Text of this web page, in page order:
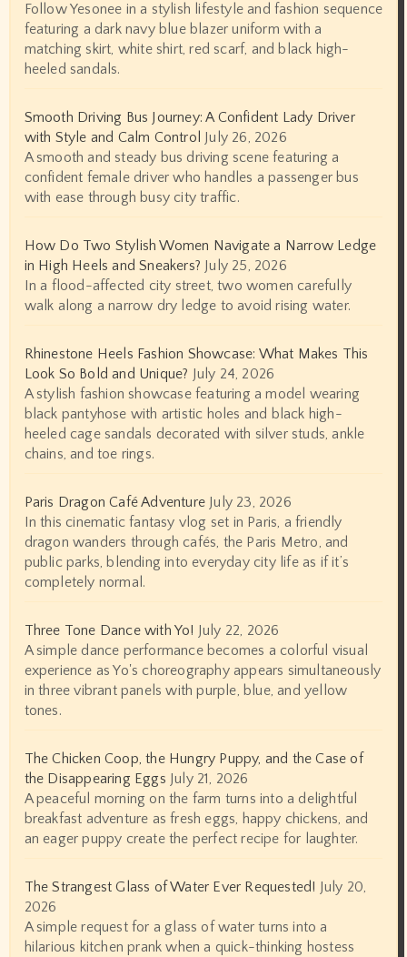
Follow Yesonee in a stylish lifestyle and fashion sequence
featuring a dark navy blue blazer uniform with a
matching skirt, white shirt, red scarf, and black high-
heeled sandals.
Smooth Driving Bus Journey: A Confident Lady Driver
with Style and Calm Control July 26, 2026
A smooth and steady bus driving scene featuring a
confident female driver who handles a passenger bus
with ease through busy city traffic.
How Do Two Stylish Women Navigate a Narrow Ledge
in High Heels and Sneakers? July 25, 2026
In a flood-affected city street, two women carefully
walk along a narrow dry ledge to avoid rising water.
Rhinestone Heels Fashion Showcase: What Makes This
Look So Bold and Unique? July 24, 2026
A stylish fashion showcase featuring a model wearing
black pantyhose with artistic holes and black high-
heeled cage sandals decorated with silver studs, ankle
chains, and toe rings.
Paris Dragon Café Adventure July 23, 2026
In this cinematic fantasy vlog set in Paris, a friendly
dragon wanders through cafés, the Paris Metro, and
public parks, blending into everyday city life as if it’s
completely normal.
Three Tone Dance with Yo! July 22, 2026
A simple dance performance becomes a colorful visual
experience as Yo's choreography appears simultaneously
in three vibrant panels with purple, blue, and yellow
tones.
The Chicken Coop, the Hungry Puppy, and the Case of
the Disappearing Eggs July 21, 2026
A peaceful morning on the farm turns into a delightful
breakfast adventure as fresh eggs, happy chickens, and
an eager puppy create the perfect recipe for laughter.
The Strangest Glass of Water Ever Requested! July 20,
2026
A simple request for a glass of water turns into a
hilarious kitchen prank when a quick-thinking hostess